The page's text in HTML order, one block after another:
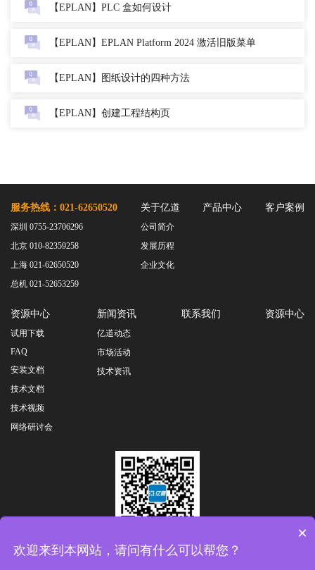
【EPLAN】PLC 盒如何设计
【EPLAN】EPLAN Platform 2024 激活旧版菜单栏
【EPLAN】图纸设计的四种方法
【EPLAN】创建工程结构页
服务热线：021-62650520
深圳 0755-23706296
北京 010-82359258
上海 021-62650520
总机 021-52653259
关于亿道
公司简介
发展历程
企业文化
产品中心 客户案例
资源中心
试用下载
FAQ
安装文档
技术文档
技术视频
网络研讨会
新闻资讯
亿道动态
市场活动
技术资讯
联系我们 资源中心
扫一扫关注公众号
×
欢迎来到本网站，请问有什么可以帮您？